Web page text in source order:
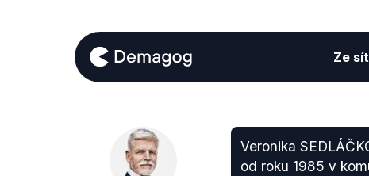
Ze
Veronika
od roku 1985 v